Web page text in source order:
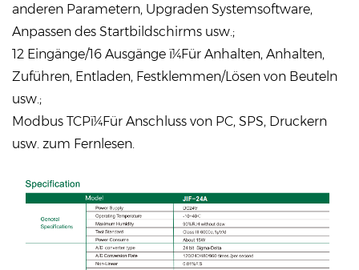
anderen Parametern, Upgraden Systemsoftware,
Anpassen des Startbildschirms usw.;
12 Eingänge/16 Ausgänge ï¼Für Anhalten, Anhalten,
Zuführen, Entladen, Festklemmen/Lösen von Beuteln
usw.;
Modbus TCPï¼Für Anschluss von PC, SPS, Druckern
usw. zum Fernlesen.